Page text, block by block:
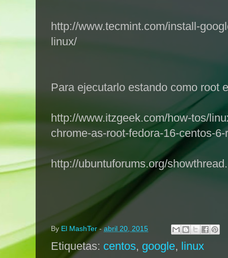
http://www.tecmint.com/install-
linux/
Para ejecutarlo estando como root
http://www.itzgeek.com/how-tos/
chrome-as-root-fedora-16-centos-
http://ubuntuforums.org/
By El MashTer -abril 20, 2015
Etiquetas: centos, google, linux